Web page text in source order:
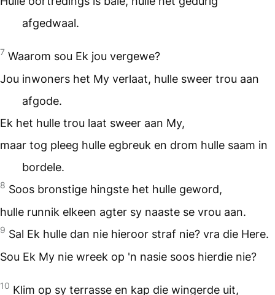
afgedwaal.
7 Waarom sou Ek jou vergewe?
Jou inwoners het My verlaat, hulle sweer trou aan
afgode.
Ek het hulle trou laat sweer aan My,
maar tog pleeg hulle egbreuk en drom hulle saam in
bordele.
8 Soos bronstige hingste het hulle geword,
hulle runnik elkeen agter sy naaste se vrou aan.
9 Sal Ek hulle dan nie hieroor straf nie? vra die Here.
Sou Ek My nie wreek op 'n nasie soos hierdie nie?
10 Klim op sy terrasse en kap die wingerde uit,